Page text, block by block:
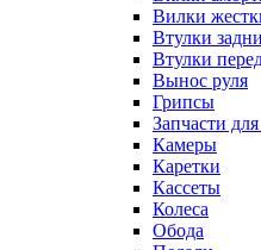
Вилки
Втулки
Втулки
Вынос руля
Грипсы
Запчасти
Камеры
Каретки
Кассеты
Колеса
Обода